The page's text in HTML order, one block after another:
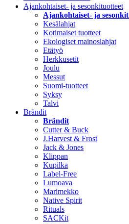
Ajankohtaiset- ja sesonkituotteet
Ajankohtaiset- ja
Kesälahjat
Kotimaiset tuotteet
Ekologiset mainoslahjat
Etätyö
Herkkusetit
Joulu
Messut
Suomi-tuotteet
Syksy
Talvi
Brändit
Brändit
Cutter & Buck
J.Harvest & Frost
Jack & Jones
Klippan
Kupilka
Label-Free
Lumoava
Marimekko
Native Spirit
Rituals
SACKit